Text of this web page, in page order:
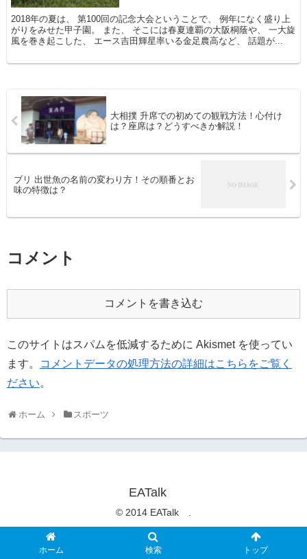
2018年の夏は、 第100回の記念大会ということで、 例年になく盛り上
がりをみせた甲子園。 また、 そこには春夏連覇の大阪桐蔭や、 一大旋
風を巻き起こした、 エース吉田輝星率いる金足農高など、 話題が...
大相撲 升席での初めての観戦方法！心付け
は？座席は？どうすべきか解説！
ブリ 出世魚の名前の変わり方！その順番とお
味の特徴は？
コメント
コメントを書き込む
このサイトはスパムを低減するために Akismet を使ってい
ます。
コメントデータの処理方法の詳細はこちらをご覧く
ださい。
ホーム スポーツ
EATalk
© 2014 EATalk .
ホーム 検索 トップ